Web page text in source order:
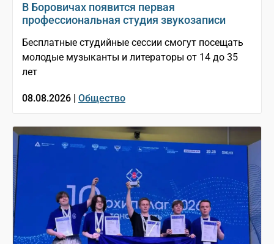
В Боровичах появится первая
профессиональная студия звукозаписи
Бесплатные студийные сессии смогут посещать
молодые музыканты и литераторы от 14 до 35
лет
08.08.2026 | Общество